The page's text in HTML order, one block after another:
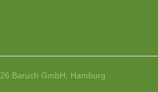
Baruch GmbH, Hamburg